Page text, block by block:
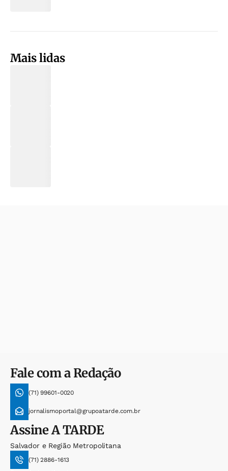
Mais lidas
Fale com a Redação
(71) 99601-0020
jornalismoportal@grupoatarde.com.br
AssineA TARDE
Salvador e Região Metropolitana
(71) 2886-1613